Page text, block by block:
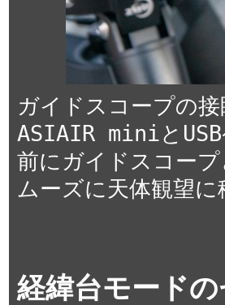
ガイドスコープの
ASIAIR miniとUSB
前にガイドスコー
ムーズに天体観望
経緯台モード